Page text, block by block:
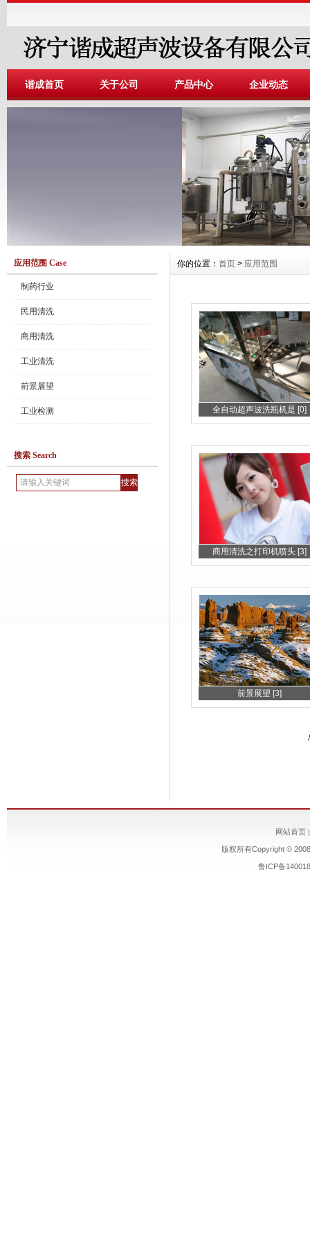
谐成首页 关于公司 产品中心 企业动态
应用范围 Case
制药行业
民用清洗
商用清洗
工业清洗
前景展望
工业检测
搜索 Search
你的位置： 首页 > 应用范围
全自动超声波洗瓶机是 [0]
商用清洗之打印机喷头 [3]
前景展望 [3]
网站首页
版权所有Copyright ©
鲁ICP备